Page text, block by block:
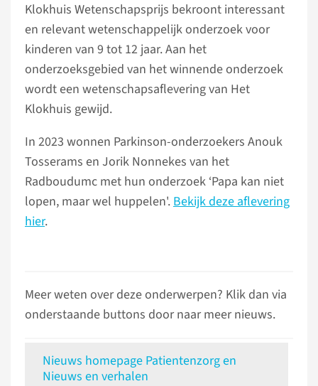
Klokhuis Wetenschapsprijs bekroont interessant
en relevant wetenschappelijk onderzoek voor
kinderen van 9 tot 12 jaar. Aan het
onderzoeksgebied van het winnende onderzoek
wordt een wetenschapsaflevering van Het
Klokhuis gewijd.
In 2023 wonnen Parkinson-onderzoekers Anouk
Tosserams en Jorik Nonnekes van het
Radboudumc met hun onderzoek ‘Papa kan niet
lopen, maar wel huppelen'.Bekijk deze aflevering
hier.
Meer weten over deze onderwerpen? Klik dan via
onderstaande buttons door naar meer nieuws.
Nieuws homepage Patientenzorg en
Nieuws en verhalen